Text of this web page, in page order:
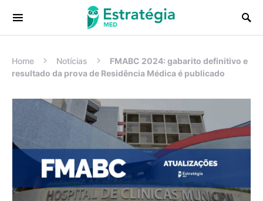
Procurar:
Home Notícias
FMABC 2024: gabarito definitivo e
resultado da prova de Residência Médica é publicado